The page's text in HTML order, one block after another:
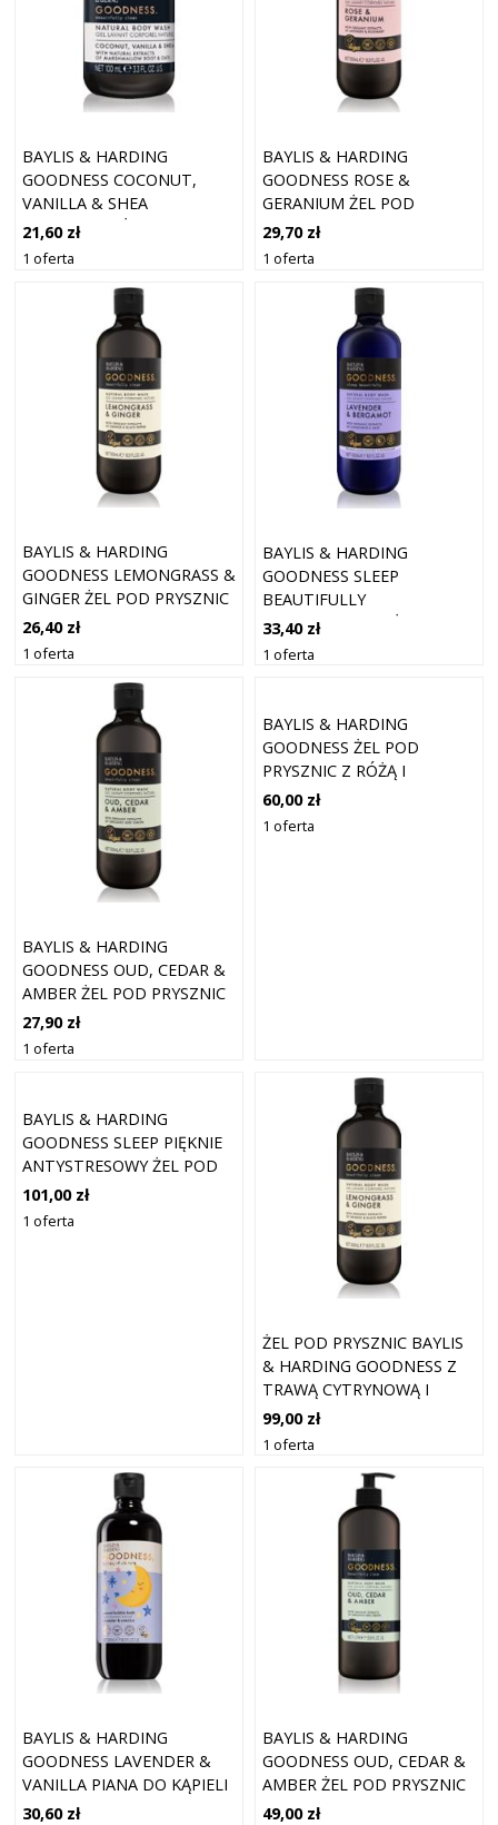
BAYLIS & HARDING
GOODNESS COCONUT,
VANILLA & SHEA
NATURALNY ŻEL POD
PRYSZNIC 100 ML
21,60 zł
1 oferta
BAYLIS & HARDING
GOODNESS ROSE &
GERANIUM ŻEL POD
PRYSZNIC O ZAPACHU
KWIATÓW 500 ML
29,70 zł
1 oferta
BAYLIS & HARDING
GOODNESS LEMONGRASS &
GINGER ŻEL POD PRYSZNIC
500 ML
26,40 zł
1 oferta
BAYLIS & HARDING
GOODNESS SLEEP
BEAUTIFULLY
ANTYSTRESOWY ŻEL POD
PRYSZNIC NA SPOKOJNY
33,40 zł
1 oferta
BAYLIS & HARDING
GOODNESS OUD, CEDAR &
AMBER ŻEL POD PRYSZNIC
500 ML
27,90 zł
1 oferta
BAYLIS & HARDING
GOODNESS ŻEL POD
PRYSZNIC Z RÓŻĄ I
GERANIUM O KWIATOWYM
AROMACIE 500 MŁ
60,00 zł
1 oferta
BAYLIS & HARDING
GOODNESS SLEEP PIĘKNIE
ANTYSTRESOWY ŻEL POD
PRYSZNIC ZAPEWNIAJĄCY
SPOKOJNY SEN LAWENDA I
101,00 zł
1 oferta
ŻEL POD PRYSZNIC BAYLIS
& HARDING GOODNESS Z
TRAWĄ CYTRYNOWĄ I
IMBIREM 500 ML
99,00 zł
1 oferta
BAYLIS & HARDING
GOODNESS LAVENDER &
VANILLA PIANA DO KĄPIELI
DLA DZIECI 500 ML
30,60 zł
BAYLIS & HARDING
GOODNESS OUD, CEDAR &
AMBER ŻEL POD PRYSZNIC
1000 ML
49,00 zł